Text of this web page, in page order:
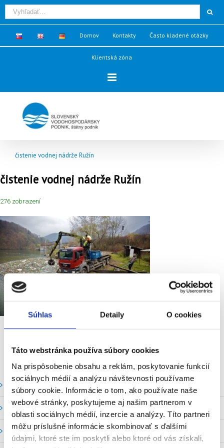
Súhlas Detaily O cookies
Táto webstránka používa súbory cookies
Na prispôsobenie obsahu a reklám, poskytovanie funkcií
sociálnych médií a analýzu návštevnosti používame
súbory cookie. Informácie o tom, ako používate naše
webové stránky, poskytujeme aj našim partnerom v
oblasti sociálnych médií, inzercie a analýzy. Títo partneri
môžu príslušné informácie skombinovať s ďalšími
údajmi, ktoré ste im poskytli alebo ktoré od vás získali,
Domov Kontakty Často kladené otázky
Klientská zóna
čistenie vodnej nádrže Ružín
čistenie vodnej nádrže Ružín
276 zobrazení
Vodné stavy a prietoky SHMU
Stavy a prietoky SVP, š. p.
Mapový portál